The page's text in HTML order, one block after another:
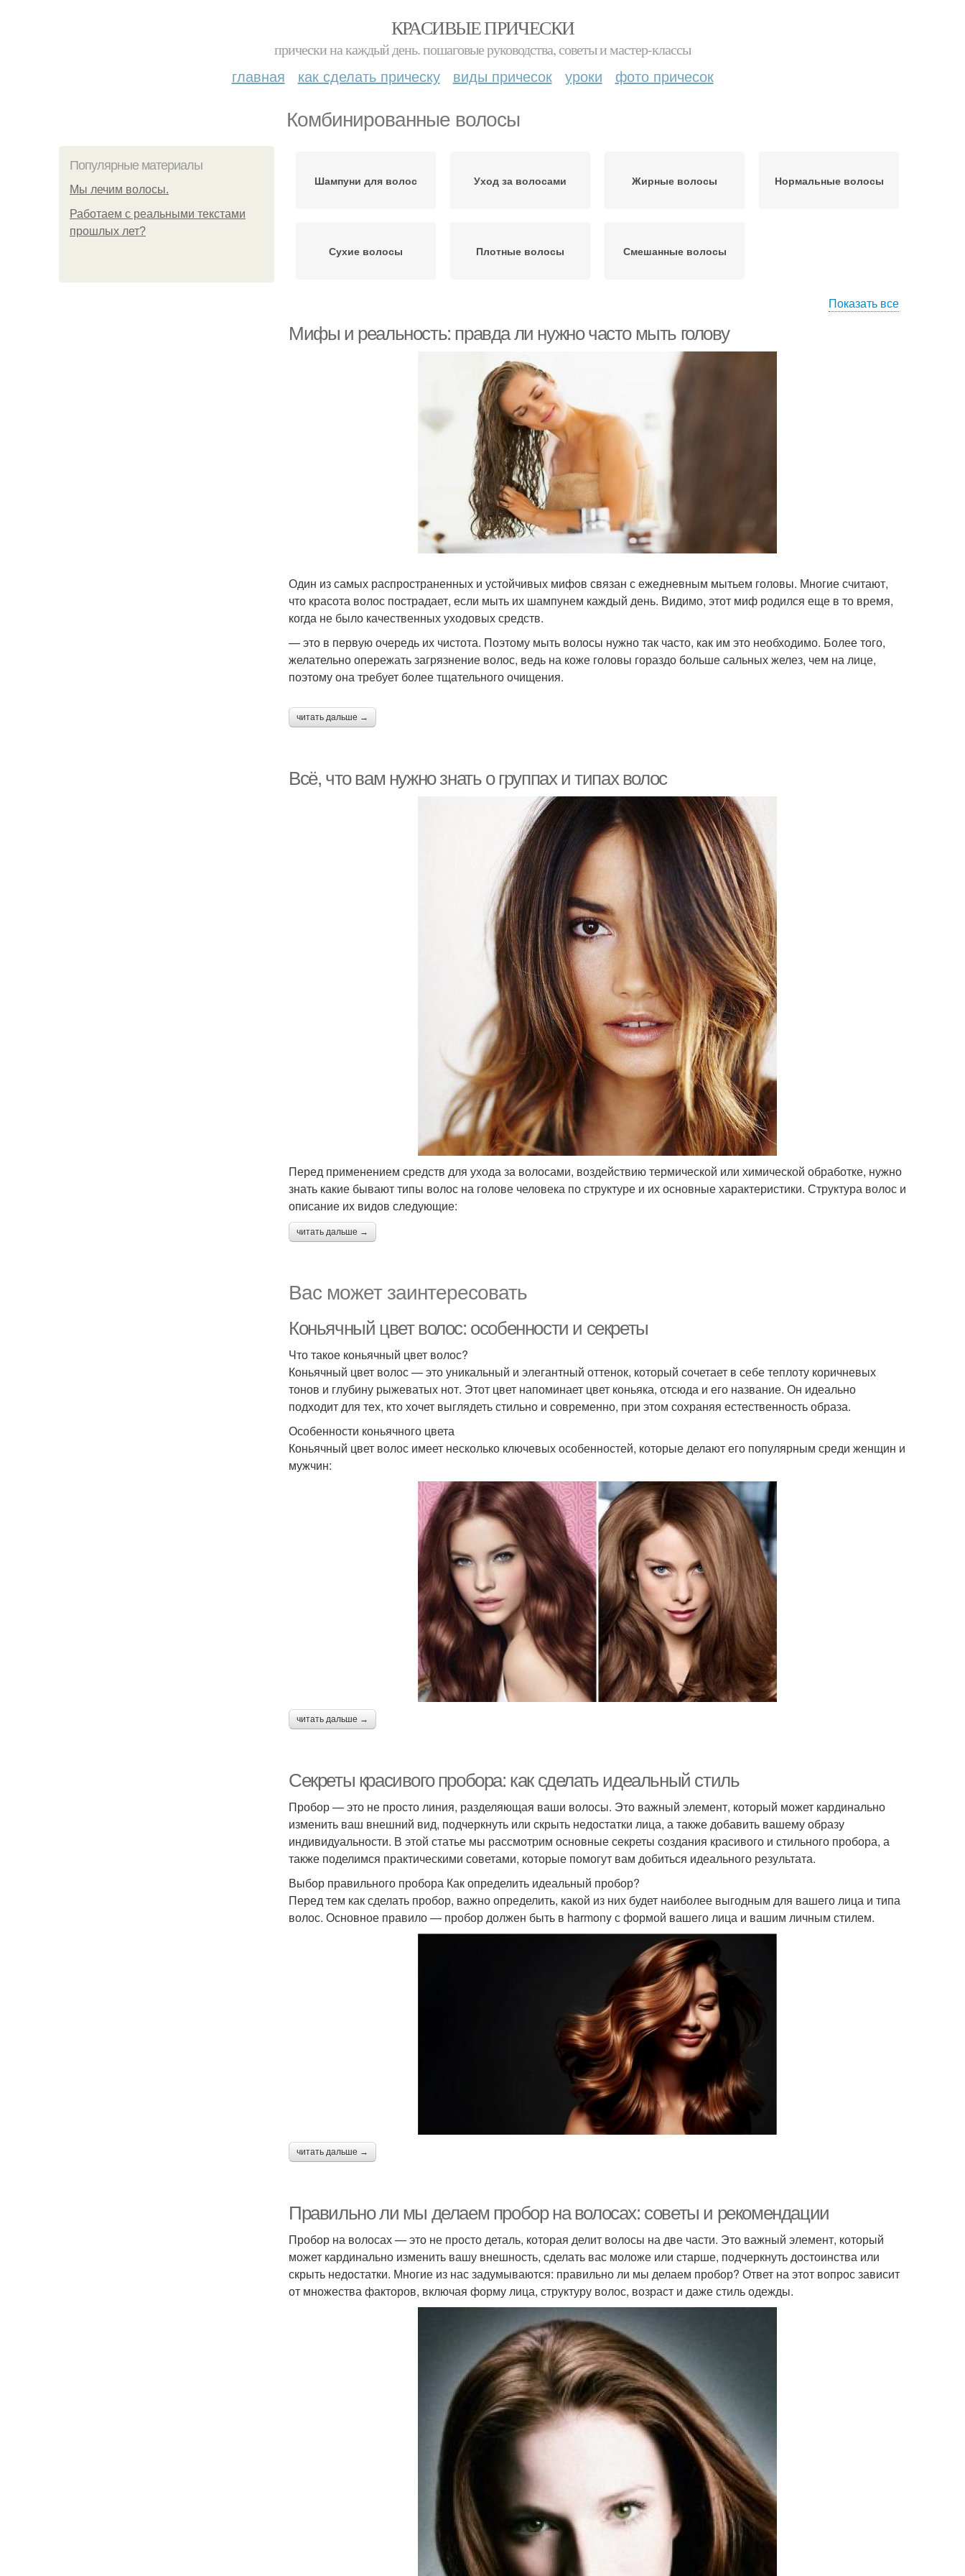
КРАСИВЫЕ ПРИЧЕСКИ
прически на каждый день. пошаговые руководства, советы и мастер-классы
главная как сделать прическу виды причесок уроки фото причесок
Комбинированные волосы
Популярные материалы
Мы лечим волосы.
Работаем с реальными текстами
прошлых лет?
Шампуни для волос Уход за волосами Жирные волосы Нормальные волосы
Сухие волосы Плотные волосы Смешанные волосы
Показать все
Мифы и реальность: правда ли нужно часто мыть голову
Один из самых распространенных и устойчивых мифов связан с ежедневным мытьем головы. Многие считают,
что красота волос пострадает, если мыть их шампунем каждый день. Видимо, этот миф родился еще в то время,
когда не было качественных уходовых средств.
— это в первую очередь их чистота. Поэтому мыть волосы нужно так часто, как им это необходимо. Более того,
желательно опережать загрязнение волос, ведь на коже головы гораздо больше сальных желез, чем на лице,
поэтому она требует более тщательного очищения.
читать дальше →
Всё, что вам нужно знать о группах и типах волос
Перед применением средств для ухода за волосами, воздействию термической или химической обработке, нужно
знать какие бывают типы волос на голове человека по структуре и их основные характеристики. Структура волос и
описание их видов следующие:
читать дальше →
Вас может заинтересовать
Коньячный цвет волос: особенности и секреты
Что такое коньячный цвет волос?
Коньячный цвет волос — это уникальный и элегантный оттенок, который сочетает в себе теплоту коричневых
тонов и глубину рыжеватых нот. Этот цвет напоминает цвет коньяка, отсюда и его название. Он идеально
подходит для тех, кто хочет выглядеть стильно и современно, при этом сохраняя естественность образа.
Особенности коньячного цвета
Коньячный цвет волос имеет несколько ключевых особенностей, которые делают его популярным среди женщин и
мужчин:
читать дальше →
Секреты красивого пробора: как сделать идеальный стиль
Пробор — это не просто линия, разделяющая ваши волосы. Это важный элемент, который может кардинально
изменить ваш внешний вид, подчеркнуть или скрыть недостатки лица, а также добавить вашему образу
индивидуальности. В этой статье мы рассмотрим основные секреты создания красивого и стильного пробора, а
также поделимся практическими советами, которые помогут вам добиться идеального результата.
Выбор правильного пробора Как определить идеальный пробор?
Перед тем как сделать пробор, важно определить, какой из них будет наиболее выгодным для вашего лица и типа
волос. Основное правило — пробор должен быть в harmony с формой вашего лица и вашим личным стилем.
читать дальше →
Правильно ли мы делаем пробор на волосах: советы и рекомендации
Пробор на волосах — это не просто деталь, которая делит волосы на две части. Это важный элемент, который
может кардинально изменить вашу внешность, сделать вас моложе или старше, подчеркнуть достоинства или
скрыть недостатки. Многие из нас задумываются: правильно ли мы делаем пробор? Ответ на этот вопрос зависит
от множества факторов, включая форму лица, структуру волос, возраст и даже стиль одежды.